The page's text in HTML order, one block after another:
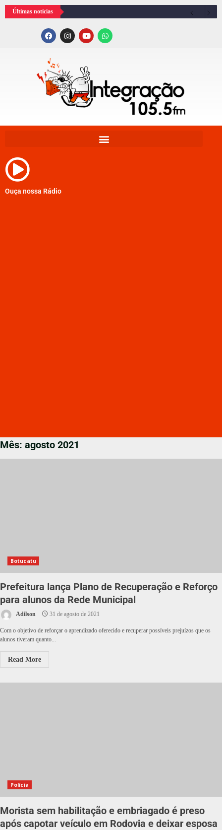
Últimas notícias
Ouça nossa Rádio
Mês: agosto 2021
Botucatu
Prefeitura lança Plano de Recuperação e Reforço
para alunos da Rede Municipal
Adilson 31 de agosto de 2021
Com o objetivo de reforçar o aprendizado oferecido e recuperar possíveis prejuízos que os
alunos tiveram quanto...
Read More
Polícia
Morista sem habilitação e embriagado é preso
após capotar veículo em Rodovia e deixar esposa